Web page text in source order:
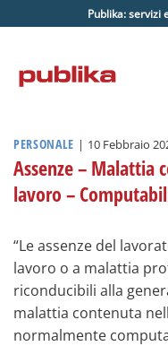
ai
Publika: servizi
PERSONALE | 10 Febbraio
Assenze – Malattia
lavoro –
“Le assenze del
lavoro o a malattia
riconducibili alla
malattia contenuta
normalmente